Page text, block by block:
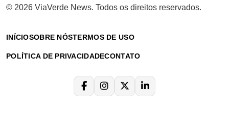
© 2026 ViaVerde News. Todos os direitos reservados.
INÍCIOSOBRE NÓSTERMOS DE USO
POLÍTICA DE PRIVACIDADECONTATO